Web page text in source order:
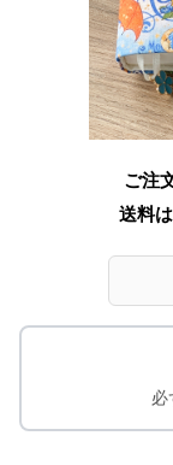
ご注
送料
必